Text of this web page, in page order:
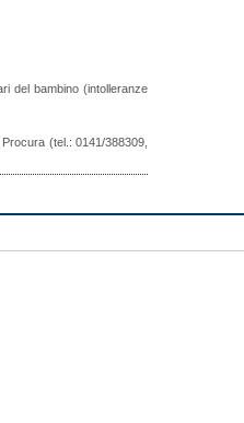
del bambino (intolleranze
(tel.: 0141/388309,